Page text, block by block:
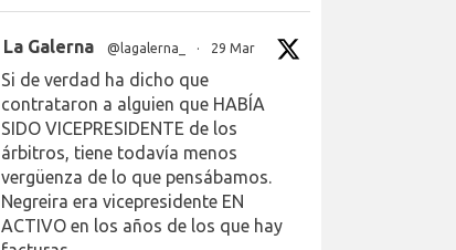
La Galerna @lagalerna_ · 29 Mar
Si de verdad ha dicho que
contrataron a alguien que HABÍA
SIDO VICEPRESIDENTE de los
árbitros, tiene todavía menos
vergüenza de lo que pensábamos.
Negreira era vicepresidente EN
ACTIVO en los años de los que hay